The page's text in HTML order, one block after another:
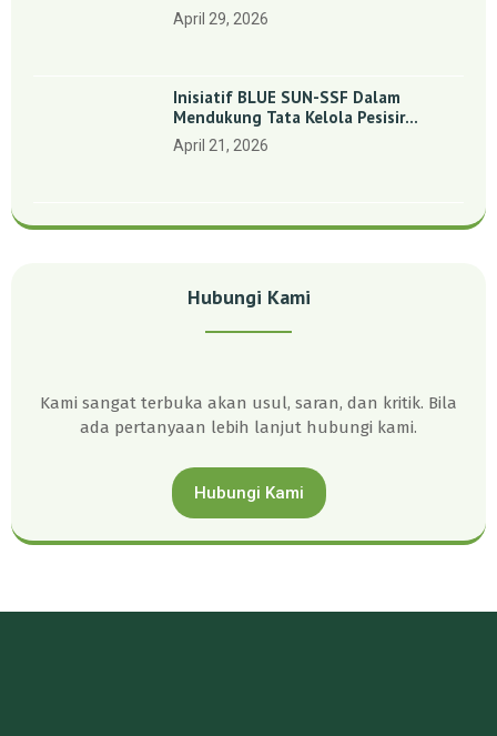
Indonesia’: Perkuat Dasar Ilmiah Dan
Kolaborasi Konservasi
April 29, 2026
Inisiatif BLUE SUN-SSF Dalam
Mendukung Tata Kelola Pesisir
Melalui Pemetaan Partisipatif Di
Enam Desa Kepulauan Riau
April 21, 2026
Hubungi Kami
Kami sangat terbuka akan usul, saran, dan kritik. Bila
ada pertanyaan lebih lanjut hubungi kami.
Hubungi Kami